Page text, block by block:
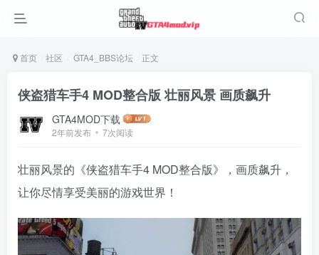
首页 社区 GTA4_BBS论坛 正文
侠盗猎车手4 MOD整合版 壮丽风景 画质飙升
GTA4MOD下载
2年前发布 7次阅读
壮丽风景的《侠盗猎车手4 MOD整合版》，画质飙升，
让你尽情享受美丽的游戏世界！